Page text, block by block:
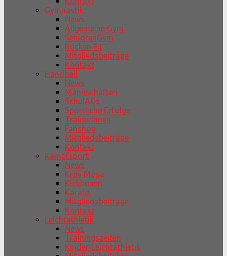
Gymnastik
News
Allgemeine Gym
SeniorenGym
Rücken Fit
Mitgliedsbeiträge
Kontakt
Handball
News
Mannschaften
SchulAGs
Sportliche Erfolge
TrainerInnen
Fanshop
Mitgliedsbeiträge
Kontakt
Kampfsport
News
Krav Maga
Kickboxen
Karate
Mitgliedsbeiträge
Kontakt
Leichtathletik
News
Trainingszeiten
Kinder-Leichtathletik